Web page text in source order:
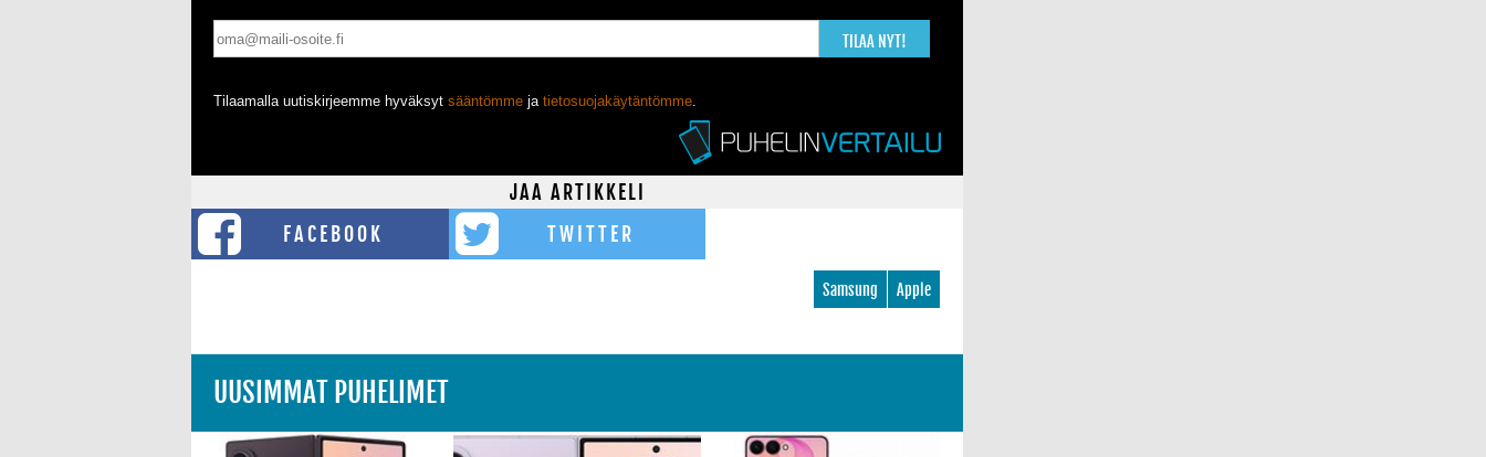
TILAA NYT!
Tilaamalla uutiskirjeemme hyväksyt sääntömme ja tietosuojakäytäntömme.
JAA ARTIKKELI
FACEBOOK
TWITTER
Apple
Samsung
UUSIMMAT PUHELIMET